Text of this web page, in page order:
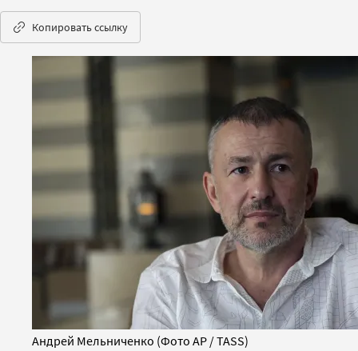
Копировать ссылку
Андрей Мельниченко (Фото AP / TASS)